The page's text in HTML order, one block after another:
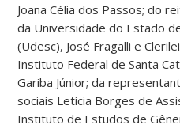
Joana Célia dos Passos; do
da Universidade do Estado
(Udesc), José Fragalli e
Instituto Federal de Santa
Gariba Júnior; da
sociais Letícia Borges de
Instituto de Estudos de